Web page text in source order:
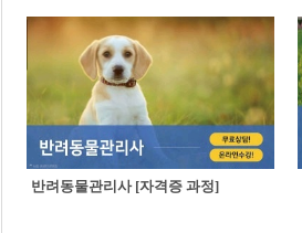
반려동물관리사 [자격증 과정]